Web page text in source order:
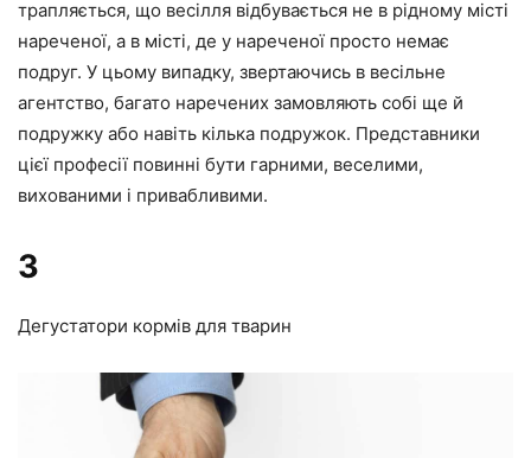
трапляється, що весілля відбувається не в рідному місті
нареченої, а в місті, де у нареченої просто немає
подруг. У цьому випадку, звертаючись в весільне
агентство, багато наречених замовляють собі ще й
подружку або навіть кілька подружок. Представники
цієї професії повинні бути гарними, веселими,
вихованими і привабливими.
3
Дегустатори кормів для тварин